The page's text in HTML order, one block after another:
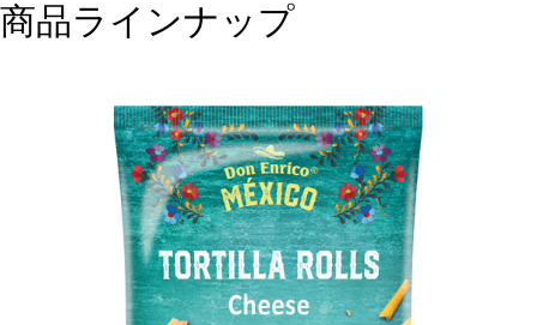
商品ラインナップ